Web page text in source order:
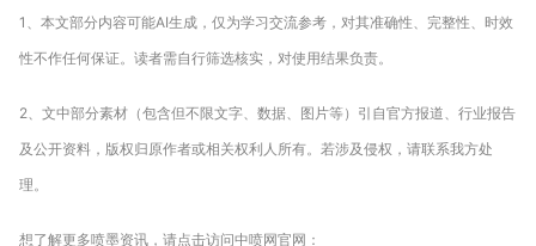
1、本文部分内容可能AI生成，仅为学习交流参考，对其准确性、完整性、时效
性不作任何保证。读者需自行筛选核实，对使用结果负责。
2、文中部分素材（包含但不限文字、数据、图片等）引自官方报道、行业报告
及公开资料，版权归原作者或相关权利人所有。若涉及侵权，请联系我方处
理。
想了解更多喷墨资讯，请点击访问中喷网官网：